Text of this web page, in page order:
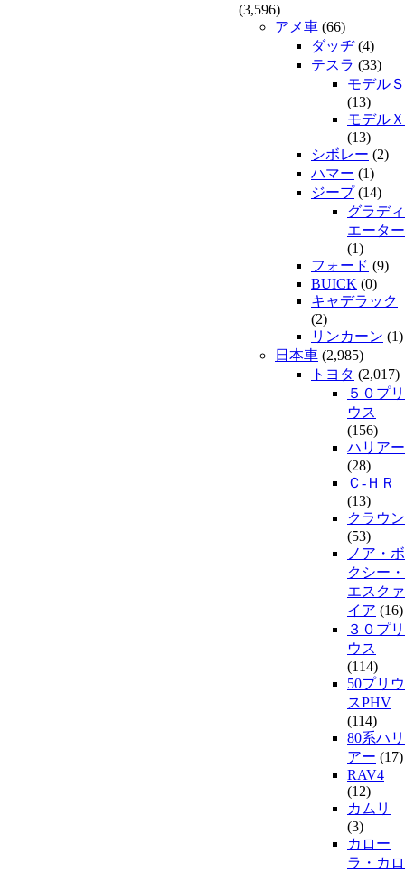
(3,596)
アメ車 (66)
ダッヂ(4)
テスラ (33)
モデルＳ
(13)
モデルＸ
(13)
シボレー (2)
ハマー (1)
ジープ(14)
グラディ
エーター
(1)
フォード (9)
BUICK (0)
キャデラック
(2)
リンカーン (1)
日本車 (2,985)
トヨタ (2,017)
５０プリ
ウス
(156)
ハリアー
(28)
Ｃ-ＨＲ
(13)
クラウン
(53)
ノア・ボ
クシー・
エスクァ
イア (16)
３０プリ
ウス
(114)
50プリウ
スPHV
(114)
80系ハリ
アー (17)
RAV4
(12)
カムリ
(3)
カロー
ラ・カロ